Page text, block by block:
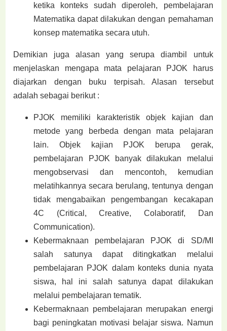
ketika konteks sudah diperoleh, pembelajaran
Matematika dapat dilakukan dengan pemahaman
konsep matematika secara utuh.
Demikian juga alasan yang serupa diambil untuk
menjelaskan mengapa mata pelajaran PJOK harus
diajarkan dengan buku terpisah. Alasan tersebut
adalah sebagai berikut :
PJOK memiliki karakteristik objek kajian dan
metode yang berbeda dengan mata pelajaran
lain. Objek kajian PJOK berupa gerak,
pembelajaran PJOK banyak dilakukan melalui
mengobservasi dan mencontoh, kemudian
melatihkannya secara berulang, tentunya dengan
tidak mengabaikan pengembangan kecakapan
4C (Critical, Creative, Colaboratif, Dan
Communication).
Kebermaknaan pembelajaran PJOK di SD/MI
salah satunya dapat ditingkatkan melalui
pembelajaran PJOK dalam konteks dunia nyata
siswa, hal ini salah satunya dapat dilakukan
melalui pembelajaran tematik.
Kebermaknaan pembelajaran merupakan energi
bagi peningkatan motivasi belajar siswa. Namun